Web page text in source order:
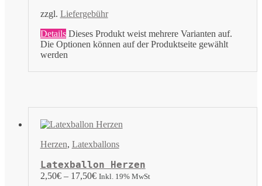
zzgl. Liefergebühr
Details Dieses Produkt weist mehrere Varianten auf.
Die Optionen können auf der Produktseite gewählt
werden
Herzen, Latexballons
Latexballon Herzen
2,50€– 17,50€ Inkl. 19% MwSt